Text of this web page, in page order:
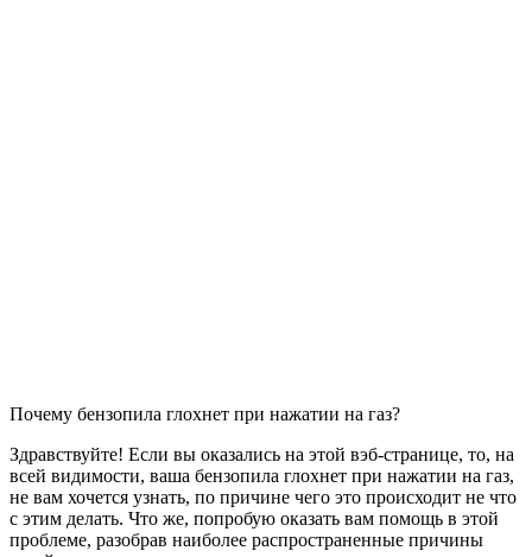
Почему бензопила глохнет при нажатии на газ?
Здравствуйте! Если вы оказались на этой вэб-странице, то, на
всей видимости, ваша бензопила глохнет при нажатии на газ,
не вам хочется узнать, по причине чего это происходит не что
с этим делать. Что же, попробую оказать вам помощь в этой
проблеме, разобрав наиболее распространенные причины